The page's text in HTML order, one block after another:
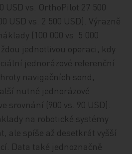
USD vs. OrthoPilot 27 500
USD vs. 2 500 USD). Výrazně
(100 000 vs. 5 000
jednotlivou operaci, kdy
jednorázové referenční
navigačních sond,
nutné jednorázové
srovnání (900 vs. 90 USD).
na robotické systémy
ale spíše až desetkrát vyšší
Data také jednoznačně